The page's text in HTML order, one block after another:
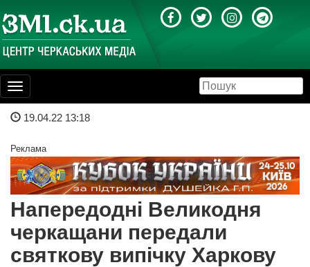
Toggle
navigation
19.04.22 13:18
Реклама
Напередодні Великодня
черкащани передали
святкову випічку Харкову